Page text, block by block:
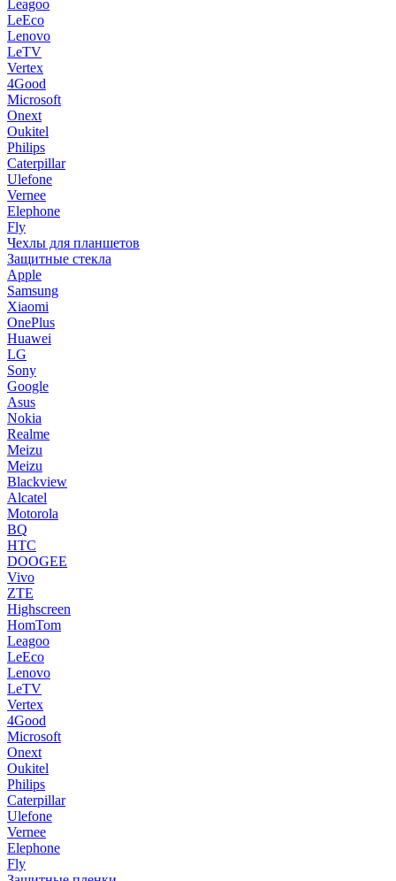
Leagoo
LeEco
Lenovo
LeTV
Vertex
4Good
Microsoft
Onext
Oukitel
Philips
Caterpillar
Ulefone
Vernee
Elephone
Fly
Чехлы для планшетов
Защитные стекла
Apple
Samsung
Xiaomi
OnePlus
Huawei
LG
Sony
Google
Asus
Nokia
Realme
Meizu
Meizu
Blackview
Alcatel
Motorola
BQ
HTC
DOOGEE
Vivo
ZTE
Highscreen
HomTom
Leagoo
LeEco
Lenovo
LeTV
Vertex
4Good
Microsoft
Onext
Oukitel
Philips
Caterpillar
Ulefone
Vernee
Elephone
Fly